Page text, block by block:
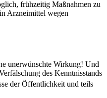
frühzeitig Maßnahmen zu
Arzneimittel wegen
unerwünschte Wirkung! Und
des Kenntnisstands
der Öffentlichkeit und teils